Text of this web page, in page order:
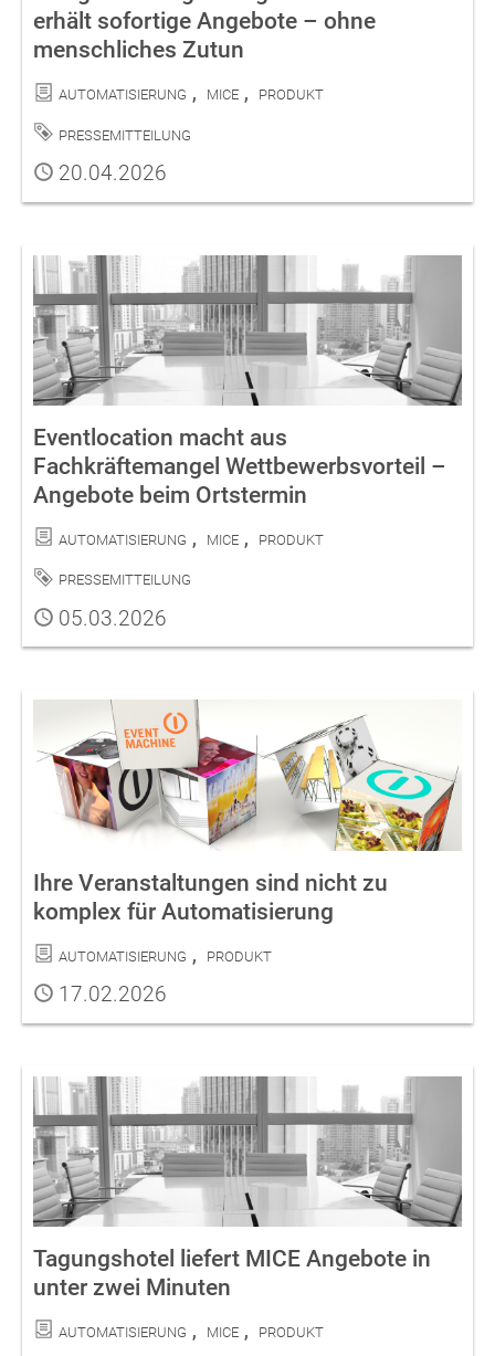
erhält sofortige Angebote – ohne
menschliches Zutun
Kategorien
Automatisierung MICE
Produkt
Schlagwort
Pressemitteilung
Publiziert
20.04.2026
Eventlocation macht aus
Fachkräftemangel Wettbewerbsvorteil –
Angebote beim Ortstermin
Kategorien
Automatisierung MICE
Produkt
Schlagwort
Pressemitteilung
Publiziert
05.03.2026
Ihre Veranstaltungen sind nicht zu
komplex für Automatisierung
Kategorien
Automatisierung
Produkt
Publiziert
17.02.2026
Tagungshotel liefert MICE Angebote in
unter zwei Minuten
Kategorien
Automatisierung MICE
Produkt